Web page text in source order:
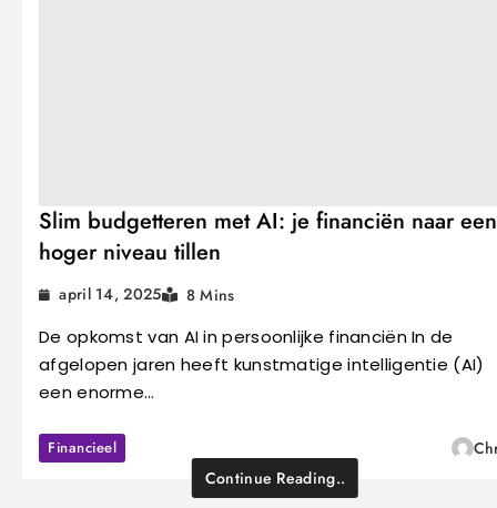
Slim budgetteren met AI: je financiën naar een
hoger niveau tillen
april 14, 2025 8 Mins
De opkomst van AI in persoonlijke financiën In de
afgelopen jaren heeft kunstmatige intelligentie (AI)
een enorme…
Financieel
Continue Reading..